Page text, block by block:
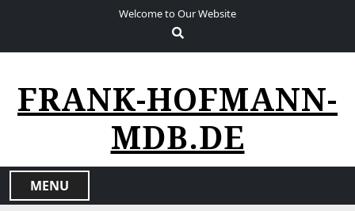
Welcome to Our Website
FRANK-HOFMANN-
MDB.DE
MENU